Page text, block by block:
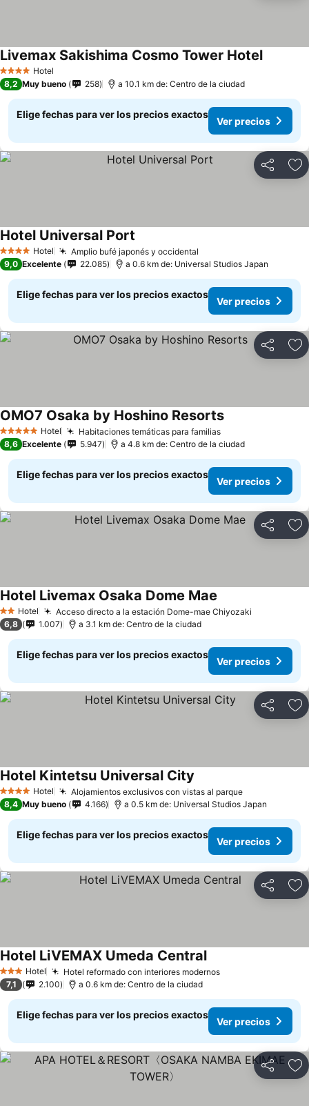
4 EstrellasHotel
Livemax Sakishima Cosmo Tower Hotel
8,2 Muy bueno 258 a 10.1 km de: Centro de la ciudad
Elige fechas para ver los precios exactos
Ver precios
Compartir
4 EstrellasHotel Amplio bufé japonés y occidental
Hotel Universal Port
9,0 Excelente 22.085 a 0.6 km de: Universal Studios Japan
Elige fechas para ver los precios exactos
Ver precios
Compartir
5 Estrellas Hotel Habitaciones temáticas para familias
OMO7 Osaka by Hoshino Resorts
8,6 Excelente 5.947 a 4.8 km de: Centro de la ciudad
Elige fechas para ver los precios exactos
Ver precios
Compartir
2 Estrellas
Hotel Acceso directo a la estación Dome-mae Chiyozaki
Hotel Livemax Osaka Dome Mae
6,8 1.007 a 3.1 km de: Centro de la ciudad
Elige fechas para ver los precios exactos
Ver precios
Compartir
4 EstrellasHotel Alojamientos exclusivos con vistas al parque
Hotel Kintetsu Universal City
8,4 Muy bueno 4.166 a 0.5 km de: Universal Studios Japan
Elige fechas para ver los precios exactos
Ver precios
Compartir
3 Estrellas
Hotel Hotel reformado con interiores modernos
Hotel LiVEMAX Umeda Central
7,1 2.100 a 0.6 km de: Centro de la ciudad
Elige fechas para ver los precios exactos
Ver precios
Compartir